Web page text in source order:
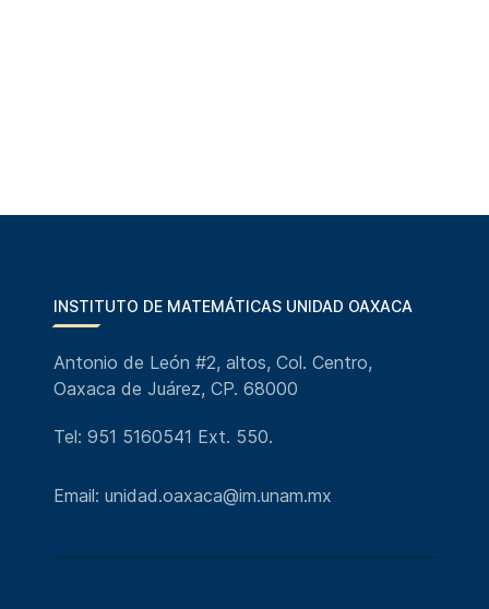
INSTITUTO DE MATEMÁTICAS UNIDAD OAXACA
Antonio de León #2, altos, Col. Centro,
Oaxaca de Juárez, CP. 68000
Tel: 951 5160541 Ext. 550.
Email: unidad.oaxaca@im.unam.mx